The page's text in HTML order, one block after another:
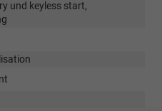
und keyless start,